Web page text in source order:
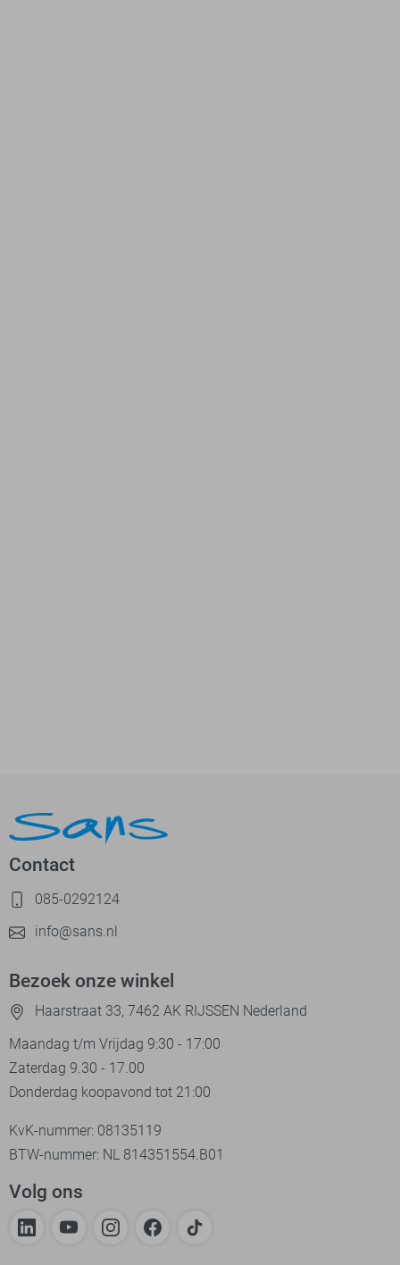
Contact
085-0292124
info@sans.nl
Bezoek onze winkel
Haarstraat 33, 7462 AK RIJSSEN Nederland
Maandag t/m Vrijdag 9:30 - 17:00
Zaterdag 9.30 - 17.00
Donderdag koopavond tot 21:00
KvK-nummer: 08135119
BTW-nummer: NL 814351554.B01
Volg ons